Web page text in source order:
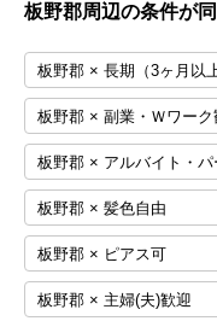
板野郡周辺の条件が
板野郡 × 長期（3ヶ月以上
板野郡 × 副業・Ｗワーク
板野郡 × アルバイト・パ
板野郡 × 髪色自由
板野郡 × ピアス可
板野郡 × 主婦(夫)歓迎